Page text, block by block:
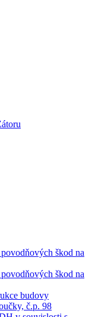
škod na
škod na
budovy
č.p. 98